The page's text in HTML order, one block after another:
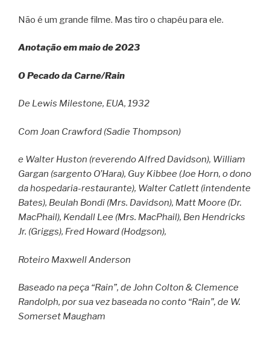
Não é um grande filme. Mas tiro o chapéu para ele.
Anotação em maio de 2023
O Pecado da Carne/Rain
De Lewis Milestone, EUA, 1932
Com Joan Crawford (Sadie Thompson)
e Walter Huston (reverendo Alfred Davidson), William
Gargan (sargento O’Hara), Guy Kibbee (Joe Horn, o dono
da hospedaria-restaurante), Walter Catlett (intendente
Bates), Beulah Bondi (Mrs. Davidson), Matt Moore (Dr.
MacPhail), Kendall Lee (Mrs. MacPhail), Ben Hendricks
Jr. (Griggs), Fred Howard (Hodgson),
Roteiro Maxwell Anderson
Baseado na peça “Rain”, de John Colton & Clemence
Randolph, por sua vez baseada no conto “Rain”, de W.
Somerset Maugham